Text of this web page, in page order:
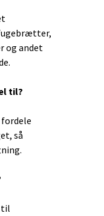
og andet
til?
så
til